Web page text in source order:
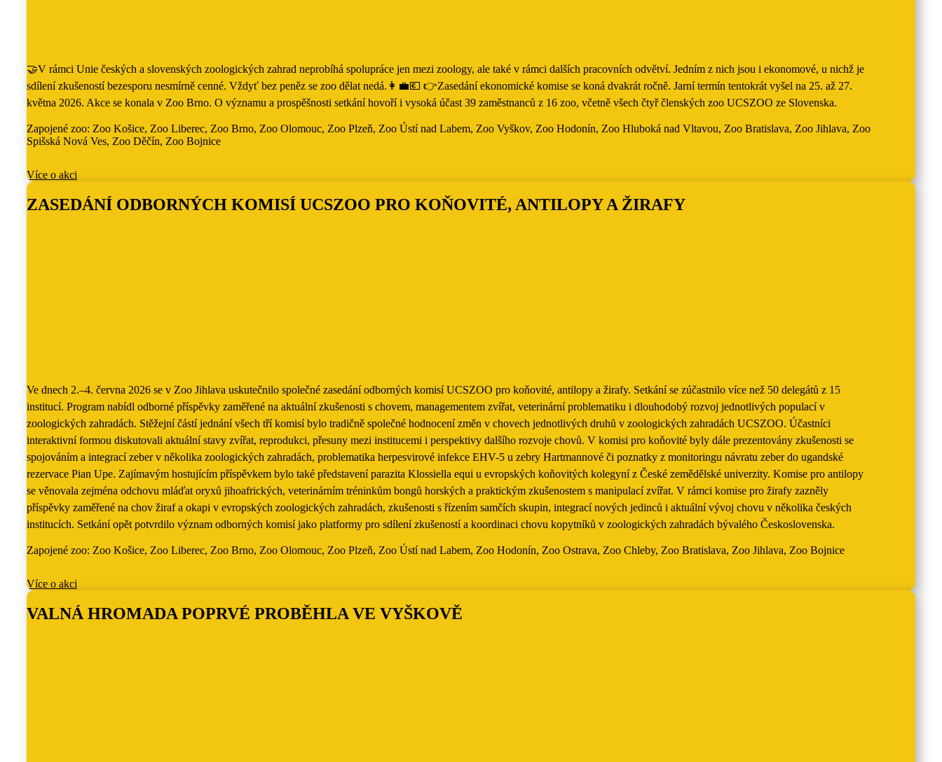
🤝V rámci Unie českých a slovenských zoologických zahrad neprobíhá spolupráce jen mezi zoology, ale také v rámci dalších pracovních odvětví. Jedním z nich jsou i ekonomové, u nichž je
sdílení zkušeností bezesporu nesmírně cenné. Vždyť bez peněz se zoo dělat nedá.👩‍💼💶 👉Zasedání ekonomické komise se koná dvakrát ročně. Jarní termín tentokrát vyšel na 25. až 27.
května 2026. Akce se konala v Zoo Brno. O významu a prospěšnosti setkání hovoří i vysoká účast 39 zaměstnanců z 16 zoo, včetně všech čtyř členských zoo UCSZOO ze Slovenska.
Zapojené zoo: Zoo Košice, Zoo Liberec, Zoo Brno, Zoo Olomouc, Zoo Plzeň, Zoo Ústí nad Labem, Zoo Vyškov, Zoo Hodonín, Zoo Hluboká nad Vltavou, Zoo Bratislava, Zoo Jihlava, Zoo
Spišská Nová Ves, Zoo Děčín, Zoo Bojnice
Více o akci
ZASEDÁNÍ ODBORNÝCH KOMISÍ UCSZOO PRO KOŇOVITÉ, ANTILOPY A ŽIRAFY
Ve dnech 2.–4. června 2026 se v Zoo Jihlava uskutečnilo společné zasedání odborných komisí UCSZOO pro koňovité, antilopy a žirafy. Setkání se zúčastnilo více než 50 delegátů z 15
institucí. Program nabídl odborné příspěvky zaměřené na aktuální zkušenosti s chovem, managementem zvířat, veterinární problematiku i dlouhodobý rozvoj jednotlivých populací v
zoologických zahradách. Stěžejní částí jednání všech tří komisí bylo tradičně společné hodnocení změn v chovech jednotlivých druhů v zoologických zahradách UCSZOO. Účastníci
interaktivní formou diskutovali aktuální stavy zvířat, reprodukci, přesuny mezi institucemi i perspektivy dalšího rozvoje chovů. V komisi pro koňovité byly dále prezentovány zkušenosti se
spojováním a integrací zeber v několika zoologických zahradách, problematika herpesvirové infekce EHV-5 u zebry Hartmannové či poznatky z monitoringu návratu zeber do ugandské
rezervace Pian Upe. Zajímavým hostujícím příspěvkem bylo také představení parazita Klossiella equi u evropských koňovitých kolegyní z České zemědělské univerzity. Komise pro antilopy
se věnovala zejména odchovu mláďat oryxů jihoafrických, veterinárním tréninkům bongů horských a praktickým zkušenostem s manipulací zvířat. V rámci komise pro žirafy zazněly
příspěvky zaměřené na chov žiraf a okapi v evropských zoologických zahradách, zkušenosti s řízením samčích skupin, integrací nových jedinců i aktuální vývoj chovu v několika českých
institucích. Setkání opět potvrdilo význam odborných komisí jako platformy pro sdílení zkušeností a koordinaci chovu kopytníků v zoologických zahradách bývalého Československa.
Zapojené zoo: Zoo Košice, Zoo Liberec, Zoo Brno, Zoo Olomouc, Zoo Plzeň, Zoo Ústí nad Labem, Zoo Hodonín, Zoo Ostrava, Zoo Chleby, Zoo Bratislava, Zoo Jihlava, Zoo Bojnice
Více o akci
VALNÁ HROMADA POPRVÉ PROBĚHLA VE VYŠKOVĚ